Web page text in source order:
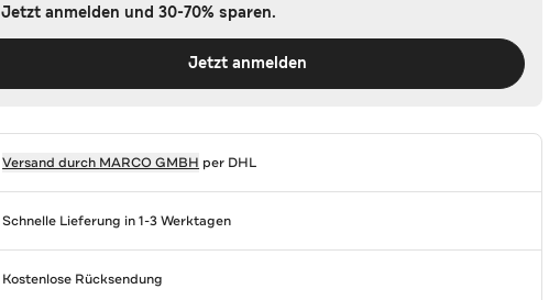
Jetzt anmelden und 30-70% sparen.
Jetzt anmelden
Versand durch MARCO GMBH per DHL
Schnelle Lieferung in 1-3 Werktagen
Kostenlose Rücksendung